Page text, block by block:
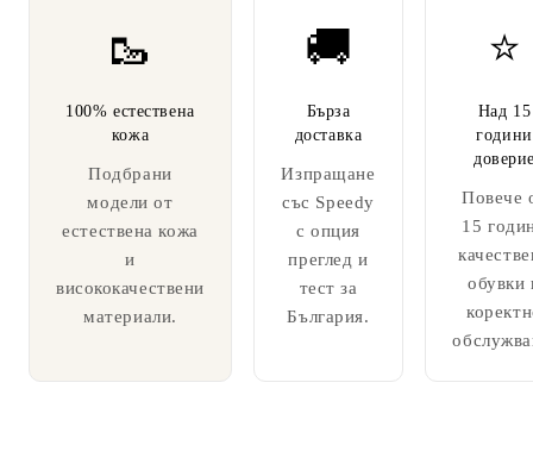
🥾
100% естествена
кожа
Подбрани
модели от
естествена кожа
и
висококачествени
материали.
🚚
Бърза
доставка
Изпращане
със Speedy
с опция
преглед и
тест за
България.
⭐
Над 15
години
Повече
15
обувки